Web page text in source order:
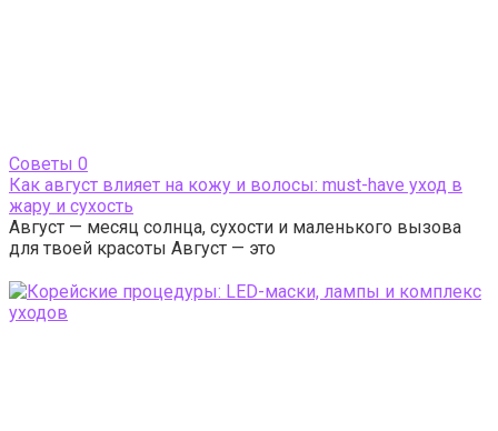
Cоветы 0
Как август влияет на кожу и волосы: must-have уход в
жару и сухость
Август — месяц солнца, сухости и маленького вызова
для твоей красоты Август — это